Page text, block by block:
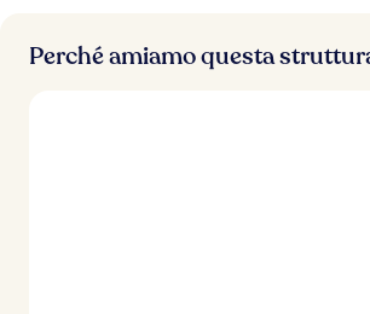
a
Perché amiamo questa